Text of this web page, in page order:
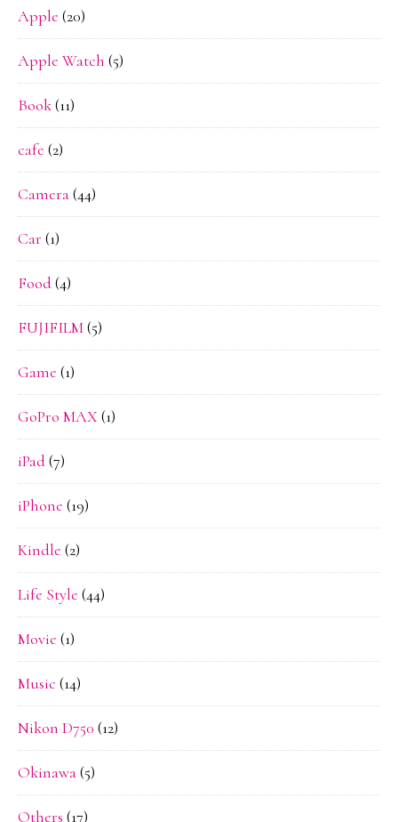
Apple (20)
Apple Watch (5)
Book(11)
cafe (2)
Camera(44)
Car (1)
Food(4)
FUJIFILM(5)
Game (1)
GoPro MAX(1)
iPad(7)
iPhone (19)
Kindle (2)
Life Style (44)
Movie (1)
Music (14)
Nikon D750 (12)
Okinawa(5)
Others (17)